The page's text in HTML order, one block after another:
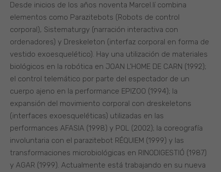
Desde inicios de los años noventa Marcel.lí combina
elementos como Parazitebots (Robots de control
corporal), Sistematurgy (narración interactiva con
ordenadores) y Dreskeleton (interfaz corporal en forma de
vestido exoesquelético). Hay una utilización de materiales
biológicos en la robótica en JOAN L’HOME DE CARN (1992);
el control telemático por parte del espectador de un
cuerpo ajeno en la performance EPIZOO (1994); la
expansión del movimiento corporal con dreskeletons
(interfaces exoesqueléticas) utilizadas en las
performances AFASIA (1998) y POL (2002); la coreografía
involuntaria con el parazitebot RÉQUIEM (1999) y las
transformaciones microbiológicas en RINODIGESTIÓ (1987)
y AGAR (1999). Actualmente está trabajando en su nueva